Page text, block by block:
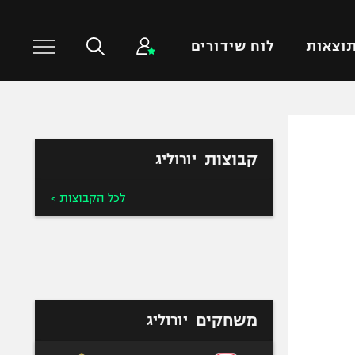
תוצאות לוח שידורים
טניס
קבוצות יורוליג
לכל הקבוצות >
משחקים יורוליג